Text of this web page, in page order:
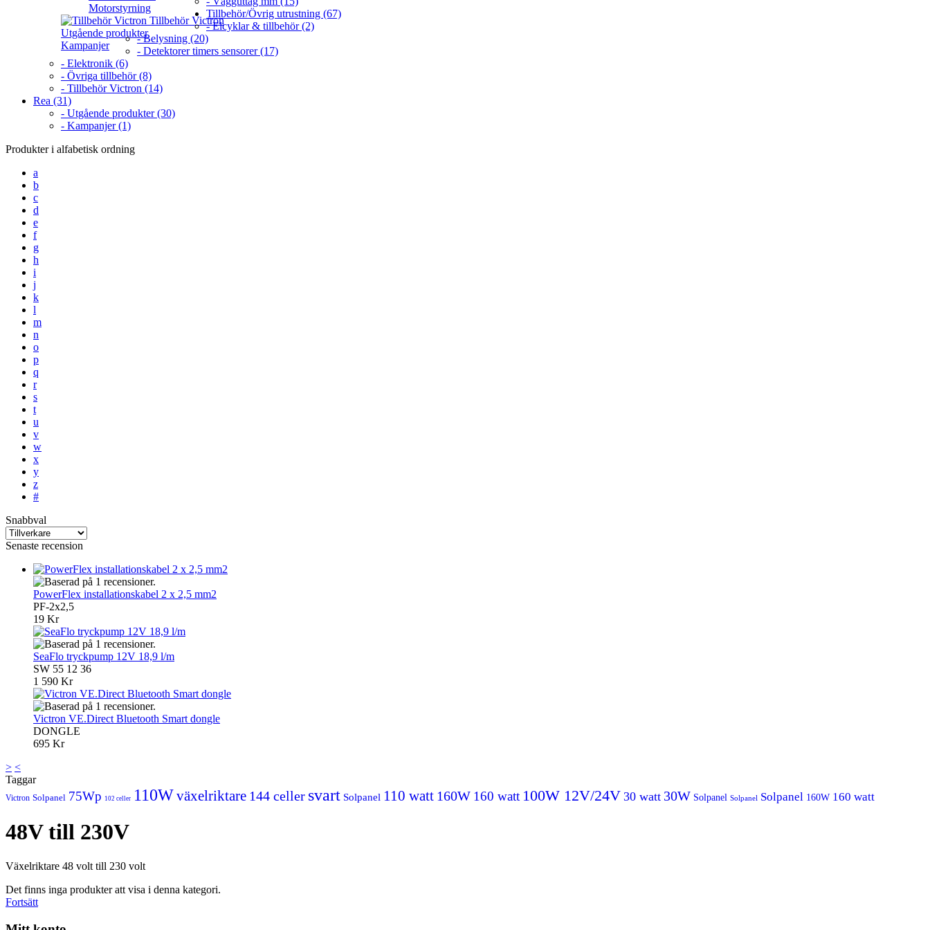
Motorstyrning
Tillbehör Victron
Utgående produkter
Kampanjer
Tillbehör/Övrig utrustning (67)
- Elcyklar & tillbehör (2)
- Belysning (20)
- Detektorer timers sensorer (17)
- Elektronik (6)
- Övriga tillbehör (8)
- Tillbehör Victron (14)
Rea (31)
- Utgående produkter (30)
- Kampanjer (1)
Produkter i alfabetisk ordning
a
b
c
d
e
f
g
h
i
j
k
l
m
n
o
p
q
r
s
t
u
v
w
x
y
z
#
Snabbval
Senaste recension
PowerFlex installationskabel 2 x 2,5 mm2
PF-2x2,5
19 Kr
SeaFlo tryckpump 12V 18,9 l/m
SW 55 12 36
1 590 Kr
Victron VE.Direct Bluetooth Smart dongle
DONGLE
695 Kr
> <
Taggar
Victron Solpanel 75Wp 102 celler 110Wväxelriktare 144 celler svart Solpanel 110 watt 160W 160 watt 100W 12V/24V 30 watt 30W Solpanel Solpanel Solpanel 160W 160 watt
48V till 230V
Växelriktare 48 volt till 230 volt
Det finns inga produkter att visa i denna kategori.
Fortsätt